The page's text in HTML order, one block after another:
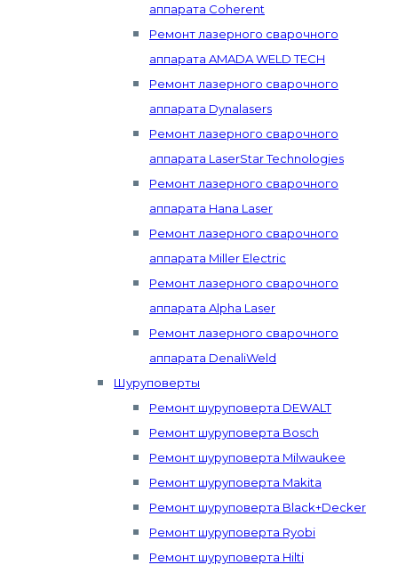
аппарата Coherent
Ремонт лазерного сварочного
аппарата AMADA WELD TECH
Ремонт лазерного сварочного
аппарата Dynalasers
Ремонт лазерного сварочного
аппарата LaserStar Technologies
Ремонт лазерного сварочного
аппарата Hana Laser
Ремонт лазерного сварочного
аппарата Miller Electric
Ремонт лазерного сварочного
аппарата Alpha Laser
Ремонт лазерного сварочного
аппарата DenaliWeld
Шуруповерты
Ремонт шуруповерта DEWALT
Ремонт шуруповерта Bosch
Ремонт шуруповерта Milwaukee
Ремонт шуруповерта Makita
Ремонт шуруповерта Black+Decker
Ремонт шуруповерта Ryobi
Ремонт шуруповерта Hilti